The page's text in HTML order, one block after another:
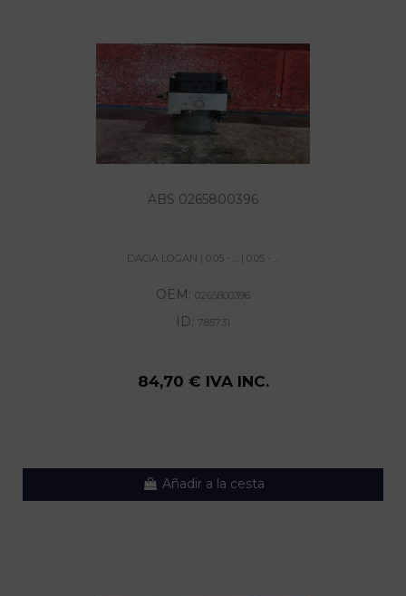
ABS 0265800396
DACIA LOGAN | 0.05 - ... | 0.05 - ...
OEM: 0265800396
ID: 785731
84,70 € IVA INC.
Añadir a la cesta